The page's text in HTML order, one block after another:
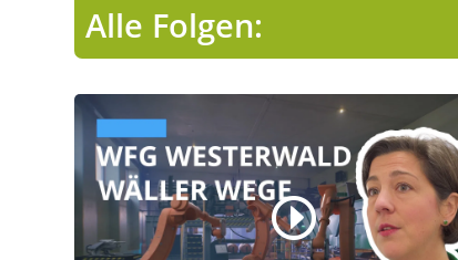
Alle Folgen: